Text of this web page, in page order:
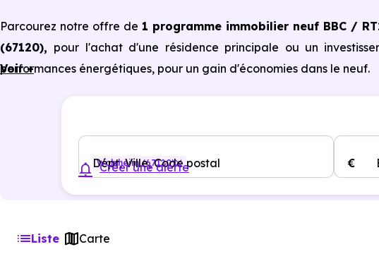
Parcourez notre offre de 1 programme immobilier neuf BBC /
(67120), pour l'achat d'une résidence principale ou un
performances énergétiques, pour un gain d'économies dans le neuf.
Voir +
Dépt, Ville, Code postal
Wolxheim (67120) €
Créer une alerte
Liste Carte